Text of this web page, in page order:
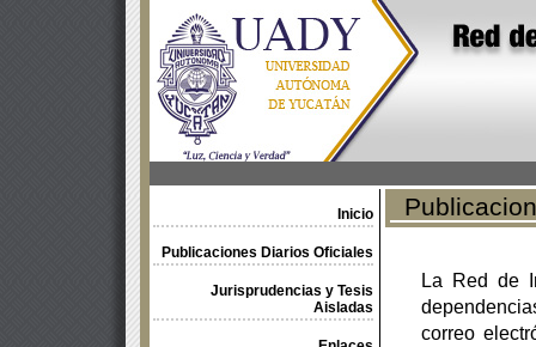
Inicio
Publicaciones Diarios Oficiales
Jurisprudencias y Tesis
Aisladas
La Red de
correo